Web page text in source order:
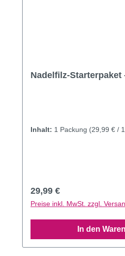
Nadelfilz-Starterpaket
Inhalt: 1 Packung (29,99 € /
Regulärer Preis:
29,99 €
Preise inkl. MwSt. zzgl.
In den